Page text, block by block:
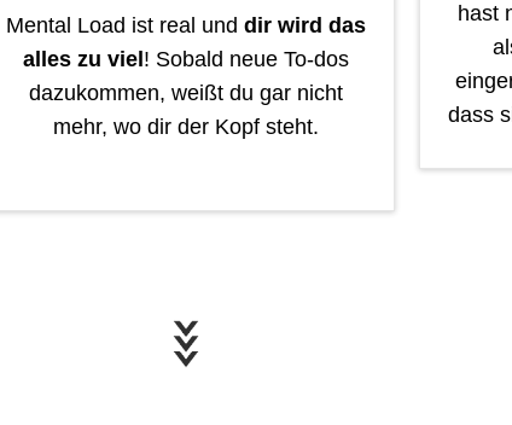
Mental Load ist real und dir wird das
alles zu viel ! Sobald neue To-dos
dazukommen, weißt du gar nicht
mehr, wo dir der Kopf steht.
hast
dass